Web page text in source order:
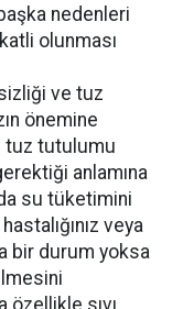
nedenleri
olunması
ve tuz
önemine
tuz tutulumu
anlamına
su tüketimini
veya
bir durum yoksa
özellikle sıvı